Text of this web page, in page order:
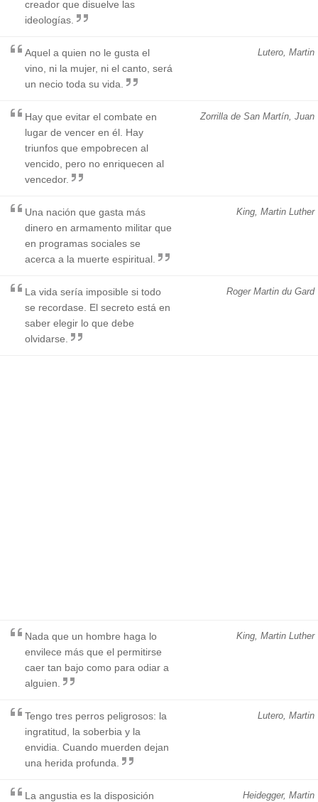
creador que disuelve las
ideologías.
Lutero, Martin
Aquel a quien no le gusta el
vino, ni la mujer, ni el canto, será
un necio toda su vida.
Zorrilla de San Martín, Juan
Hay que evitar el combate en
lugar de vencer en él. Hay
triunfos que empobrecen al
vencido, pero no enriquecen al
vencedor.
King, Martin Luther
Una nación que gasta más
dinero en armamento militar que
en programas sociales se
acerca a la muerte espiritual.
Roger Martin du Gard
La vida sería imposible si todo
se recordase. El secreto está en
saber elegir lo que debe
olvidarse.
King, Martin Luther
Nada que un hombre haga lo
envilece más que el permitirse
caer tan bajo como para odiar a
alguien.
Lutero, Martin
Tengo tres perros peligrosos: la
ingratitud, la soberbia y la
envidia. Cuando muerden dejan
una herida profunda.
Heidegger, Martin
La angustia es la disposición